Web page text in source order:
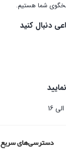
دنبال کنید
دسترسی‌های سریع